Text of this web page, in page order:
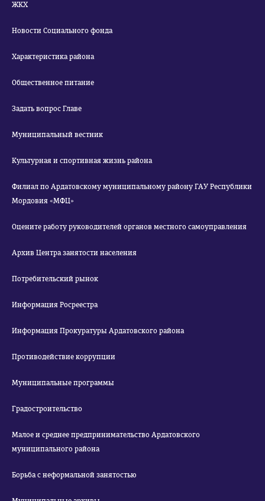
ЖКХ
Новости Социального фонда
Характеристика района
Общественное питание
Задать вопрос Главе
Муниципальный вестник
Культурная и спортивная жизнь района
Филиал по Ардатовскому муниципальному району ГАУ Республики
Мордовия «МФЦ»
Оцените работу руководителей органов местного самоуправления
Архив Центра занятости населения
Потребительский рынок
Информация Росреестра
Информация Прокуратуры Ардатовского района
Противодействие коррупции
Муниципальные программы
Градостроительство
Малое и среднее предпринимательство Ардатовского
муниципального района
Борьба с неформальной занятостью